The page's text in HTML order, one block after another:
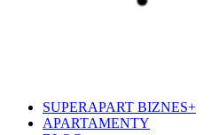
SUPERAPART BIZNES+
APARTAMENTY